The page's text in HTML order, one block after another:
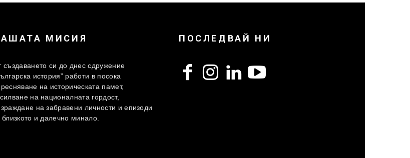
МИСИЯ
създаването си до днес сдружение
история” работи в посока
на историческата памет,
на националната гордост,
на забравени личности и епизоди
близкото и далечно минало.
ПОСЛЕДВАЙ НИ